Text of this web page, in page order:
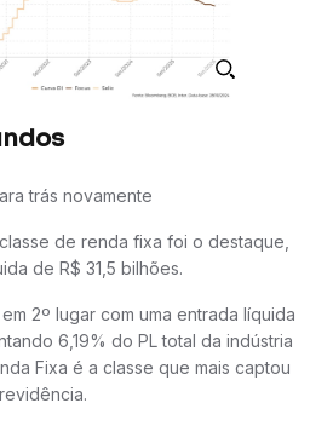
trás novamente
de renda fixa foi o destaque,
de R$ 31,5 bilhões.
2º lugar com uma entrada líquida
6,19% do PL total da indústria
Fixa é a classe que mais captou